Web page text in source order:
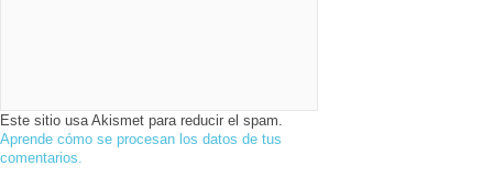
Este sitio usa Akismet para reducir el spam.
Aprende cómo se procesan los datos de tus
comentarios.